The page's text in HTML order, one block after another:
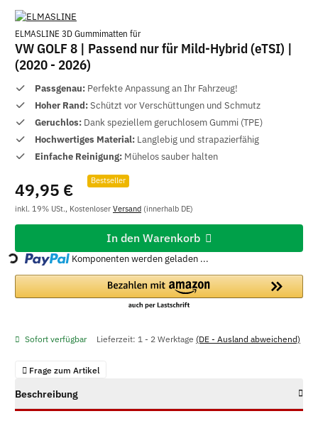
ELMASLINE 3D Gummimatten für
VW GOLF 8 | Passend nur für Mild-Hybrid (eTSI) |
(2020 - 2026)
Passgenau: Perfekte Anpassung an Ihr Fahrzeug!
Hoher Rand:Schützt vor Verschüttungen und Schmutz
Geruchlos: Dank speziellem geruchlosem Gummi (TPE)
Hochwertiges Material: Langlebig und strapazierfähig
Einfache Reinigung: Mühelos sauber halten
Bestseller
49,95 €
inkl. 19% USt., Kostenloser Versand (innerhalb DE)
In den Warenkorb
Loading... Komponenten werden geladen ...
Sofort verfügbar Lieferzeit: 1 - 2 Werktage (DE - Ausland abweichend)
Frage zum Artikel
Beschreibung